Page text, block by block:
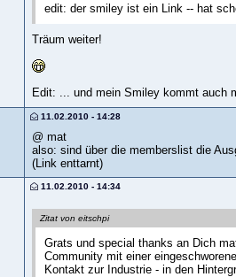
edit: der smiley ist ein Link -- hat
Träum weiter!
Edit: ... und mein Smiley kommt auch
11.02.2010 - 14:28
@ mat
also: sind über die memberslist die
(Link enttarnt)
11.02.2010 - 14:34
Zitat von eitschpi
Grats und special thanks an Dich
Community mit einer
Kontakt zur Industrie - in den